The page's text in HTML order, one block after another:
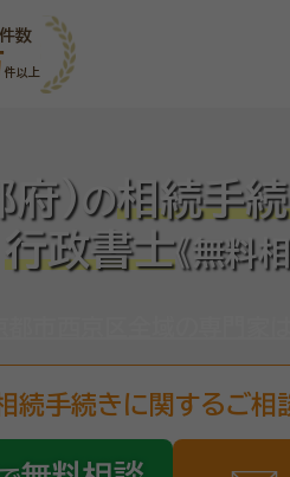
数
件以上
府) の相続手
行政書士《無料
続手続きに関するご相